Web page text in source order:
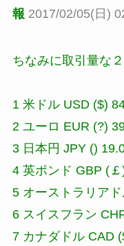
報 2017/02/05(日)
ちなみに取引量な
1 米ドル USD ($)
2 ユーロ EUR (?)
3 日本円 JPY ()
4 英ポンド GBP (
5 オーストラリア
6 スイスフラン
7 カナダドル CAD